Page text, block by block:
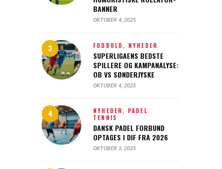
BANNER
OKTOBER 4, 2025
FODBOLD, NYHEDER
SUPERLIGAENS BEDSTE
SPILLERE OG KAMPANALYSE:
OB VS SØNDERJYSKE
OKTOBER 4, 2025
NYHEDER, PADEL
TENNIS
DANSK PADEL FORBUND
OPTAGES I DIF FRA 2026
OKTOBER 3, 2025